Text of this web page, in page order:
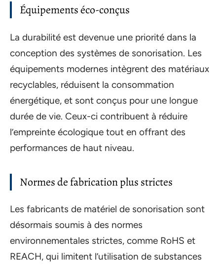
Équipements éco-conçus
La durabilité est devenue une priorité dans la
conception des systèmes de sonorisation. Les
équipements modernes intègrent des matériaux
recyclables, réduisent la consommation
énergétique, et sont conçus pour une longue
durée de vie. Ceux-ci contribuent à réduire
l’empreinte écologique tout en offrant des
performances de haut niveau.
Normes de fabrication plus strictes
Les fabricants de matériel de sonorisation sont
désormais soumis à des normes
environnementales strictes, comme RoHS et
REACH, qui limitent l’utilisation de substances